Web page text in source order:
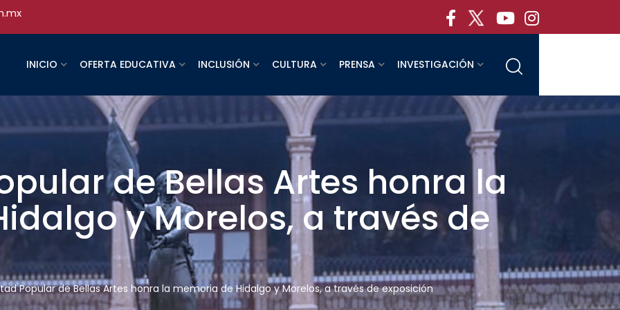
INICIO OFERTA EDUCATIVA INCLUSIÓN CULTURA PRENSA INVESTIGACIÓN
de Bellas Artes honra la
y Morelos, a través de
Popular de Bellas Artes honra la memoria de Hidalgo y Morelos, a través de exposición